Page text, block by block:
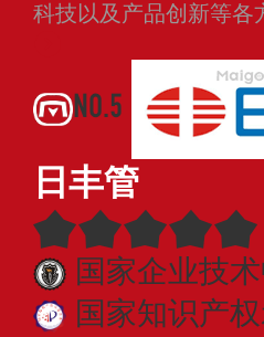
科技以及产品创新等
NO.5
日丰管
国家企业技
国家知识产